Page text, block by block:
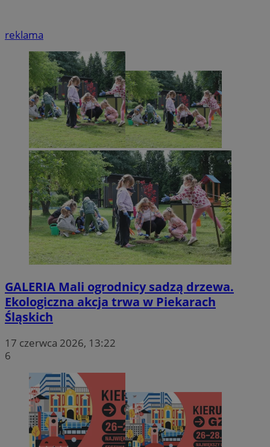
reklama
GALERIA Mali ogrodnicy sadzą drzewa.
Ekologiczna akcja trwa w Piekarach
Śląskich
17 czerwca 2026, 13:22
6